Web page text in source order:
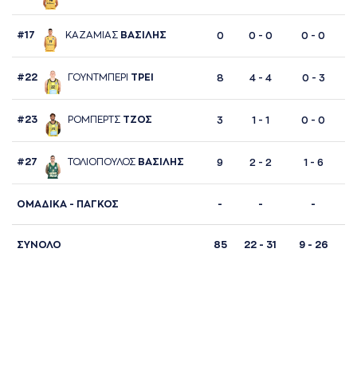
#17 ΚAΖAΜΙAΣ ΒAΣΙΛΗΣ 0 0 - 0 0 - 0
#22 ΓΟΥΝΤΜΠΕΡΙ ΤΡΕΙ 8 4 - 4 0 - 3
#23 ΡΟΜΠΕΡΤΣ ΤΖΟΣ 3 1 - 1 0 - 0
#27 ΤΟΛΙΟΠΟΥΛΟΣ ΒAΣΙΛΗΣ 9 2 - 2 1 - 6
ΟΜΑΔΙΚΑ - ΠΑΓΚΟΣ - - -
ΣΥΝΟΛΟ 85 22 - 31 9 - 26